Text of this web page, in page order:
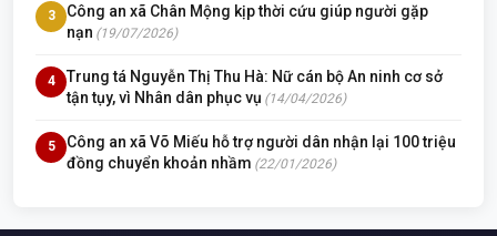
3
Công an xã Chân Mộng kịp thời cứu giúp người gặp
nạn (19/07/2026)
4
Trung tá Nguyễn Thị Thu Hà: Nữ cán bộ An ninh cơ sở
tận tụy, vì Nhân dân phục vụ (14/04/2026)
5
Công an xã Võ Miếu hỗ trợ người dân nhận lại 100 triệu
đồng chuyển khoản nhầm (22/01/2026)